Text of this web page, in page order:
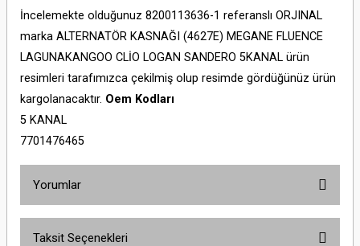
İncelemekte olduğunuz 8200113636-1 referanslı ORJINAL
marka ALTERNATÖR KASNAĞI (4627E) MEGANE FLUENCE
LAGUNAKANGOO CLİO LOGAN SANDERO 5KANAL ürün
resimleri tarafımızca çekilmiş olup resimde gördüğünüz ürün
kargolanacaktır. Oem Kodları
5 KANAL
7701476465
Yorumlar
Taksit Seçenekleri